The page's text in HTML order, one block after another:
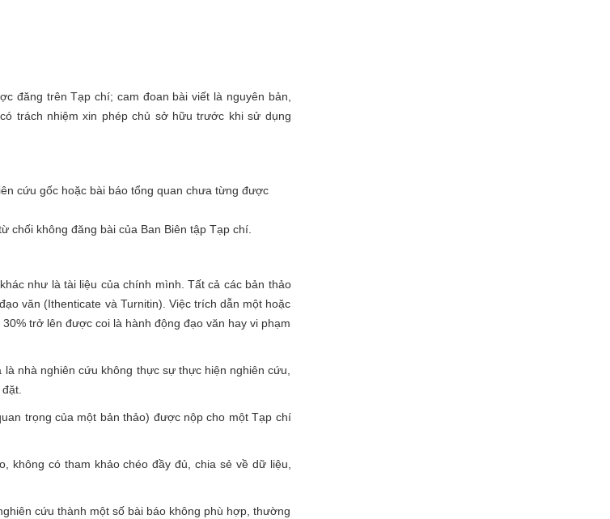
đăng trên Tạp chí; cam đoan bài viết là nguyên bản,
trách nhiệm xin phép chủ sở hữu trước khi sử dụng
cứu gốc hoặc bài báo tổng quan chưa từng được
chối không đăng bài của Ban Biên tập Tạp chí.
như là tài liệu của chính mình. Tất cả các bản thảo
văn (Ithenticate và Turnitin). Việc trích dẫn một hoặc
trở lên được coi là hành động đạo văn hay vi phạm
nhà nghiên cứu không thực sự thực hiện nghiên cứu,
trọng của một bản thảo) được nộp cho một Tạp chí
không có tham khảo chéo đầy đủ, chia sẻ về dữ liệu,
cứu thành một số bài báo không phù hợp, thường